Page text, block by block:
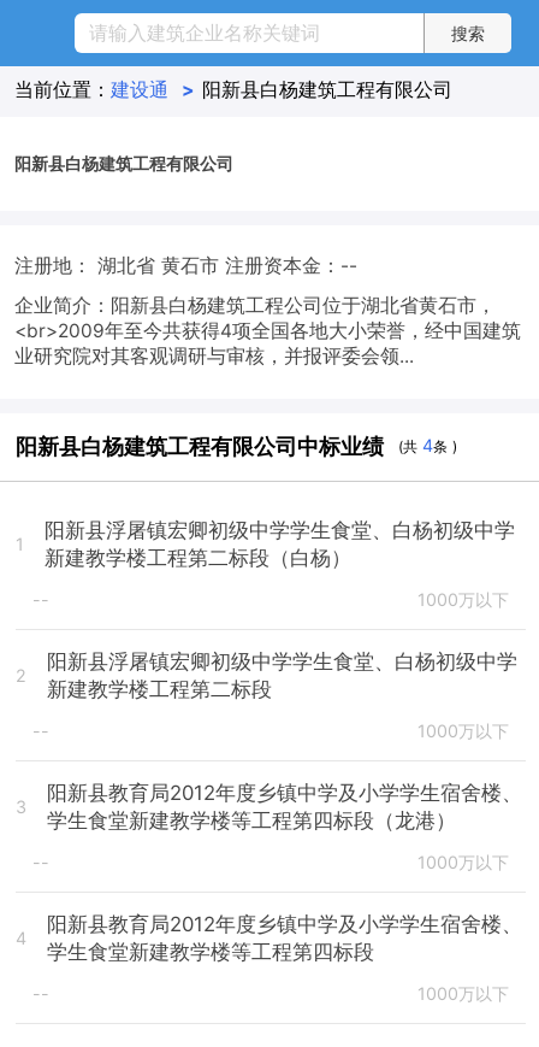
当前位置： 建设通 > 阳新县白杨建筑工程有限公司
阳新县白杨建筑工程有限公司
注册地： 湖北省 黄石市 注册资本金：--
企业简介：阳新县白杨建筑工程公司位于湖北省黄石市，
<br>2009年至今共获得4项全国各地大小荣誉，经中国建筑
业研究院对其客观调研与审核，并报评委会领...
阳新县白杨建筑工程有限公司中标业绩 (共4条 )
1
阳新县浮屠镇宏卿初级中学学生食堂、白杨初级中学
新建教学楼工程第二标段（白杨）
-- 1000万以下
2
阳新县浮屠镇宏卿初级中学学生食堂、白杨初级中学
新建教学楼工程第二标段
-- 1000万以下
3
阳新县教育局2012年度乡镇中学及小学学生宿舍楼、
学生食堂新建教学楼等工程第四标段（龙港）
-- 1000万以下
4
阳新县教育局2012年度乡镇中学及小学学生宿舍楼、
学生食堂新建教学楼等工程第四标段
-- 1000万以下